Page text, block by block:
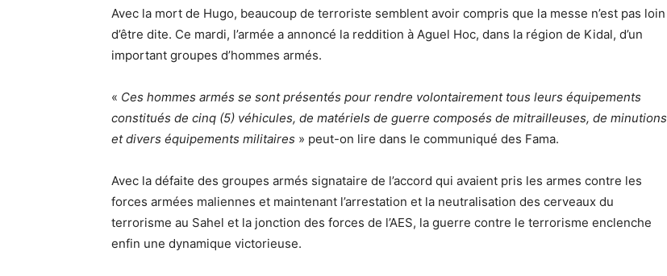
Avec la mort de Hugo, beaucoup de terroriste semblent avoir compris que la messe n’est pas loin
d’être dite. Ce mardi, l’armée a annoncé la reddition à Aguel Hoc, dans la région de Kidal, d’un
important groupes d’hommes armés.
« Ces hommes armés se sont présentés pour rendre volontairement tous leurs équipements
constitués de cinq (5) véhicules, de matériels de guerre composés de mitrailleuses, de minutions
et divers équipements militaires » peut-on lire dans le communiqué des Fama.
Avec la défaite des groupes armés signataire de l’accord qui avaient pris les armes contre les
forces armées maliennes et maintenant l’arrestation et la neutralisation des cerveaux du
terrorisme au Sahel et la jonction des forces de l’AES, la guerre contre le terrorisme enclenche
enfin une dynamique victorieuse.